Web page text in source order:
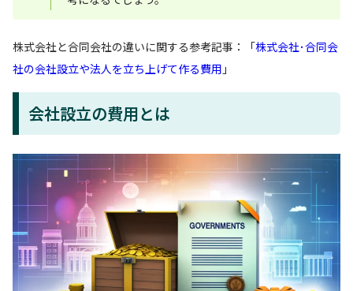
株式会社と合同会社の違いに関する参考記事：「株式会社･合同会
社の会社設立や法人を立ち上げて作る費用 」
会社設立の費用とは